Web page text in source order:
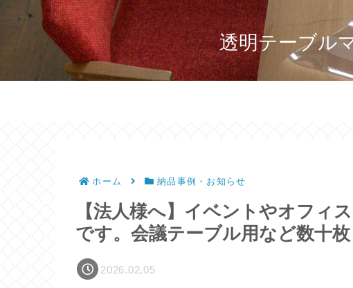
透明テーブル
ホーム 納品事例・お知らせ
【法人様へ】イベントやオフィ
です。会議テーブル用など数十
2026.02.05